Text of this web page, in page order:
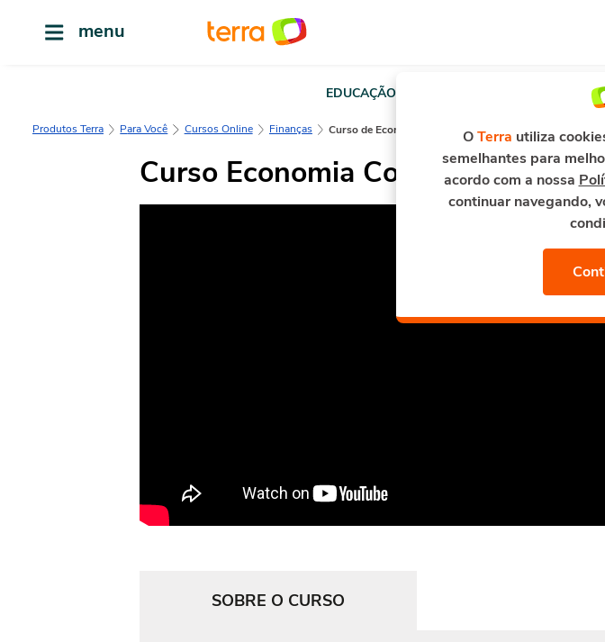
menu
EDUCAÇÃO E-
Produtos Terra Para Você Cursos Online Finanças Curso de Economia Colaborativa
Curso Economia Colaborativa
SOBRE O CURSO
OTerra utiliza
semelhantes para
acordo com a nossa
continuar navegando,